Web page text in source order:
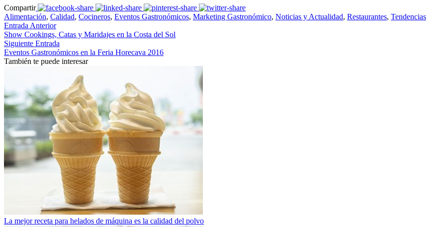
Compartir
Alimentación, Calidad, Cocineros, Eventos Gastronómicos, Marketing Gastronómico, Noticias y Actualidad, Restaurantes, Tendencias
Entrada Anterior
Show Cookings, Catas y Maridajes en la Costa del Sol
Siguiente Entrada
Eventos Gastronómicos en la Feria Horecava 2016
También te puede interesar
La mejor receta para helados de máquina es la calidad del polvo